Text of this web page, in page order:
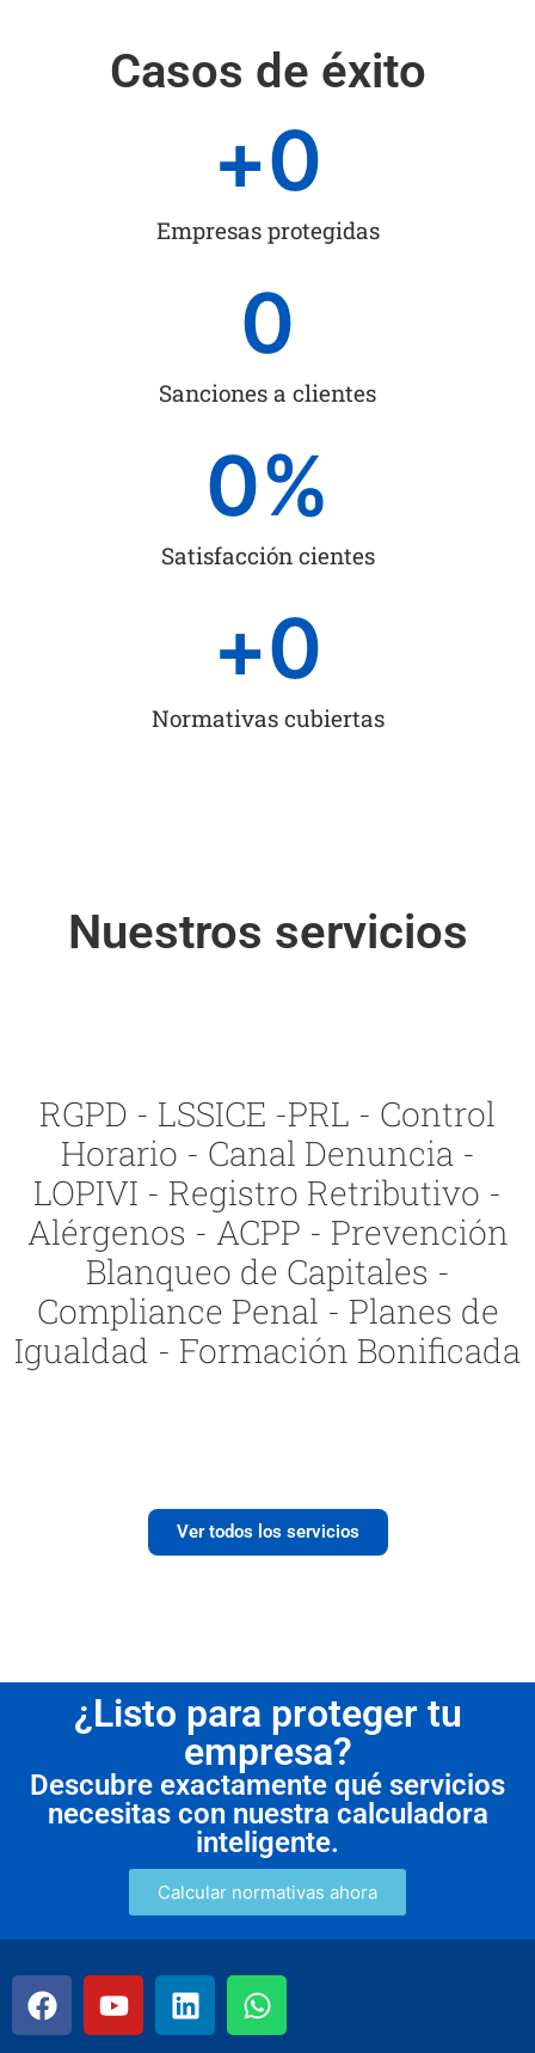
Casos de éxito
Empresas protegidas
+0
Sanciones a clientes
0
Satisfacción cientes
0%
Normativas cubiertas
+0
Nuestros servicios
RGPD - LSSICE -PRL - Control
Horario - Canal Denuncia -
LOPIVI - Registro Retributivo -
Alérgenos - ACPP - Prevención
Blanqueo de Capitales -
Compliance Penal - Planes de
Igualdad - Formación Bonificada
Ver todos los servicios
¿Listo para proteger tu
empresa?
Descubre exactamente qué servicios
necesitas con nuestra calculadora
inteligente.
Calcular normativas ahora